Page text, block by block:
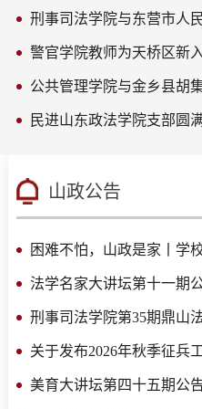
公共管理学院与金乡县胡
山政公告
困难不怕，山政是家丨学
法学名家大讲坛第十一期
刑事司法学院第35期鼎山
关于发布2026年秋季征兵
美育大讲坛第四十五期公